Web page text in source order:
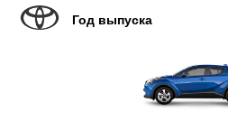
Год выпуска